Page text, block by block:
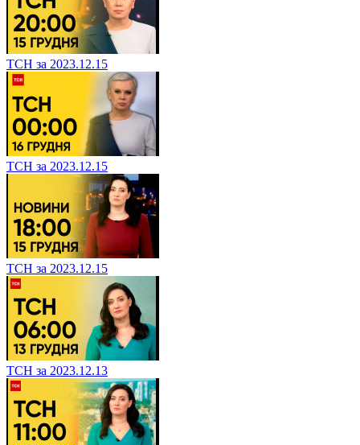
ТСН за 2023.12.15
ТСН за 2023.12.15
ТСН за 2023.12.15
ТСН за 2023.12.13